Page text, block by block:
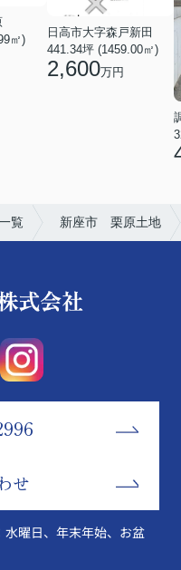
㎡)
日高市大字森戸新田
441.34坪 (1459.00㎡)
2,600万円
覧 新座市 栗原土地
せ
水曜日、年末年始、お盆